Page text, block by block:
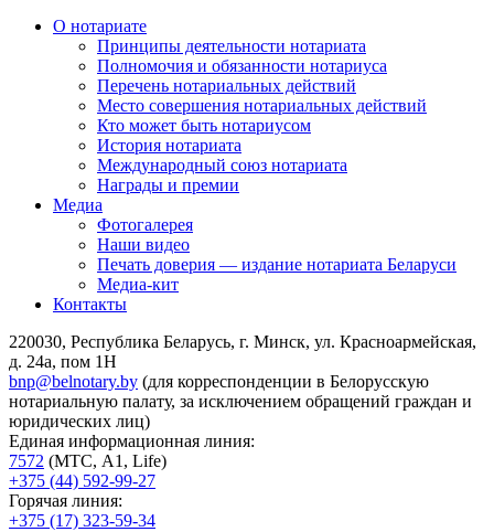
О нотариате
Принципы деятельности нотариата
Полномочия и обязанности нотариуса
Перечень нотариальных действий
Место совершения нотариальных действий
Кто может быть нотариусом
История нотариата
Международный союз нотариата
Награды и премии
Медиа
Фотогалерея
Наши видео
Печать доверия — издание нотариата Беларуси
Медиа-кит
Контакты
220030, Республика Беларусь, г. Минск, ул. Красноармейская,
д. 24а, пом 1Н
bnp@belnotary.by (для корреспонденции в Белорусскую
нотариальную палату, за исключением обращений граждан и
юридических лиц)
Единая информационная линия:
7572 (МТС, A1, Life)
+375 (44) 592-99-27
Горячая линия:
+375 (17) 323-59-34